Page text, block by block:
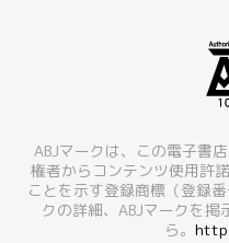
ABJマークは、この電子書
権者からコンテンツ使用許
ことを示す登録商標（登録
クの詳細、ABJマークを
ら。